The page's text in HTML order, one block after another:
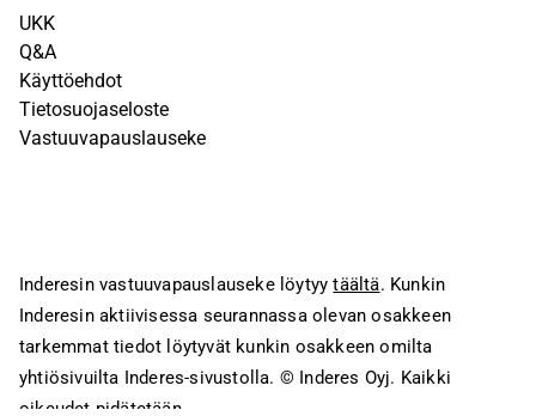
UKK
Q&A
Käyttöehdot
Tietosuojaseloste
Vastuuvapauslauseke
Inderesin vastuuvapauslauseke löytyytäältä. Kunkin
Inderesin aktiivisessa seurannassa olevan osakkeen
tarkemmat tiedot löytyvät kunkin osakkeen omilta
yhtiösivuilta Inderes-sivustolla. © Inderes Oyj. Kaikki
oikeudet pidätetään.